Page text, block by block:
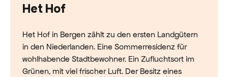
Het Hof
Het Hof in Bergen zählt zu den ersten Landgütern
in den Niederlanden. Eine Sommerresidenz für
wohlhabende Stadtbewohner. Ein Zufluchtsort im
Grünen, mit viel frischer Luft. Der Besitz eines